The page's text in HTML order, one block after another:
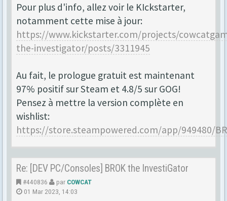
Pour plus d'info, allez voir le KIckstarter,
notamment cette mise à jour:
https://www.kickstarter.com/projects/
the-investigator/posts/3311945
Au fait, le prologue gratuit est maintenant
97% positif sur Steam et 4.8/5 sur GOG!
Pensez à mettre la version complète en
wishlist:
https://store.steampowered.com/app/949480/
Re: [DEV PC/Consoles] BROK the InvestiGator
#440836 par COWCAT
01 Mar 2023, 14:03